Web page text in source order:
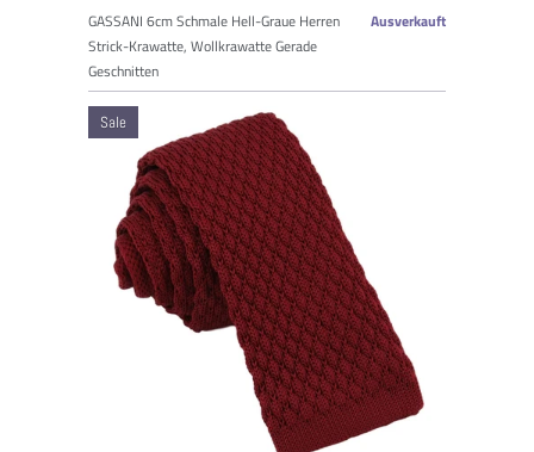
GASSANI 6cm Schmale Hell-Graue Herren
Strick-Krawatte, Wollkrawatte Gerade
Geschnitten
Ausverkauft
Sale